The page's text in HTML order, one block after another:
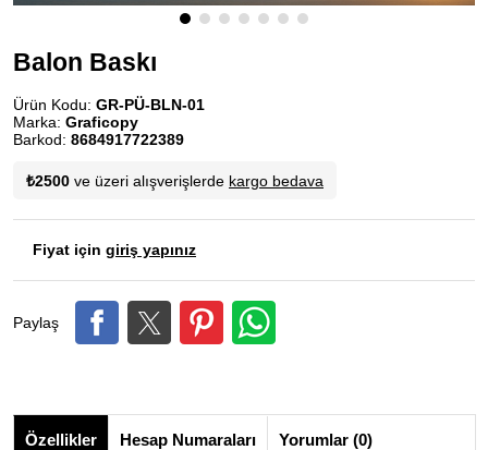
Balon Baskı
Ürün Kodu: GR-PÜ-BLN-01
Marka: Graficopy
Barkod: 8684917722389
₺2500 ve üzeri alışverişlerde kargo bedava
Fiyat için giriş yapınız
Paylaş
Özellikler Hesap Numaraları Yorumlar (0)